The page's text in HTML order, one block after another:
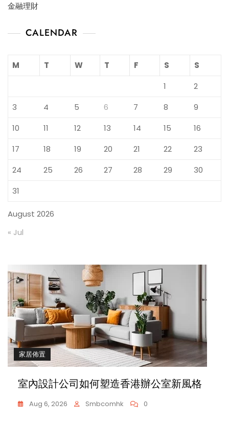
金融理財
CALENDAR
August 2026
M T W T F S
S
1
2
3
4 5 6 7 8
9
10
11 12 13 14 15
16
17
18 19 20 21 22
23
24
25 26 27 28 29
30
31
« Jul
家居佈置
室內設計公司如何塑造香港辦公室新風格
Aug 6, 2026 Smbcomhk 0